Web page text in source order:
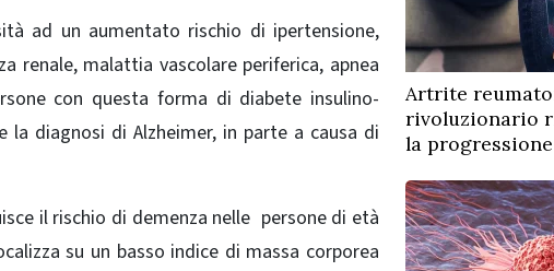
ad un aumentato rischio di ipertensione,
renale, malattia vascolare periferica, apnea
con questa forma di diabete insulino-
diagnosi di Alzheimer, in parte a causa di
il rischio di demenza nelle persone di età
su un basso indice di massa corporea
Artrite
rivoluzionario
la progressione